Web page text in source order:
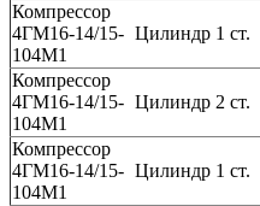
Компрессор
4ГМ16-14/15-
104М1
Цилиндр 1 ст.
Компрессор
4ГМ16-14/15-
104М1
Цилиндр 2 ст.
Компрессор
4ГМ16-14/15-
104М1
Цилиндр 1 ст.